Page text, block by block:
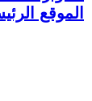
الموقع